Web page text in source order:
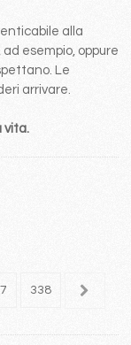
alla
esempio, oppure
Le
arrivare.
vita.
338 339